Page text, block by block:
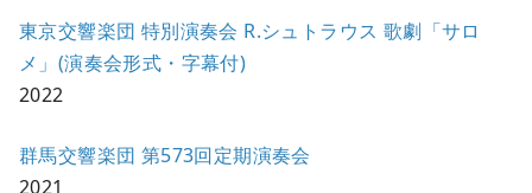
東京交響楽団 特別演奏会 R.シュトラウス 歌劇「サロ
メ」(演奏会形式・字幕付)
2022
群馬交響楽団 第573回定期演奏会
2021